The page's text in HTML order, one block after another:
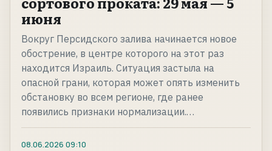
июня
Вокруг Персидского залива начинается новое
обострение, в центре которого на этот раз
находится Израиль. Ситуация застыла на
опасной грани, которая может опять изменить
обстановку во всем регионе, где ранее
появились признаки нормализации.…
08.06.2026 09:10